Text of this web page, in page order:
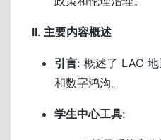
II. 主要内容概述
引言: 概述了 LAC
和数字鸿沟。
学生中心工具: